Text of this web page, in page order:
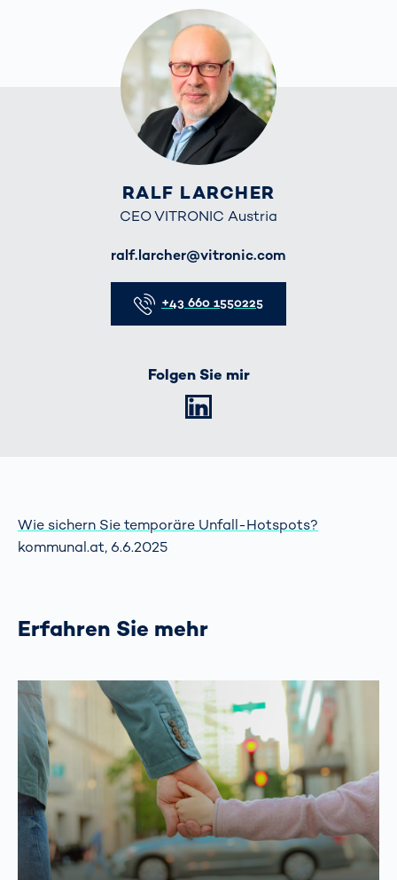
RALF LARCHER
CEO VITRONIC Austria
ralf.larcher@vitronic.com
+43 660 1550225
Folgen Sie mir
Wie sichern Sie temporäre Unfall-Hotspots?
kommunal.at, 6.6.2025
Erfahren Sie mehr